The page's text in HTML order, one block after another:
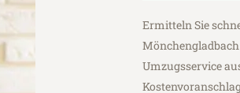
Ermitteln Sie
Umzugsservice